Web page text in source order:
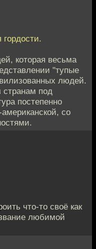
которая весьма
"тупые
людей.
странам под
постепенно
со
что-то своё как
любимой